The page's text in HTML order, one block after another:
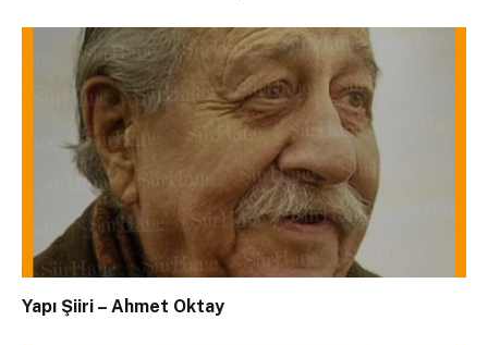
Yapı Şiiri – Ahmet Oktay